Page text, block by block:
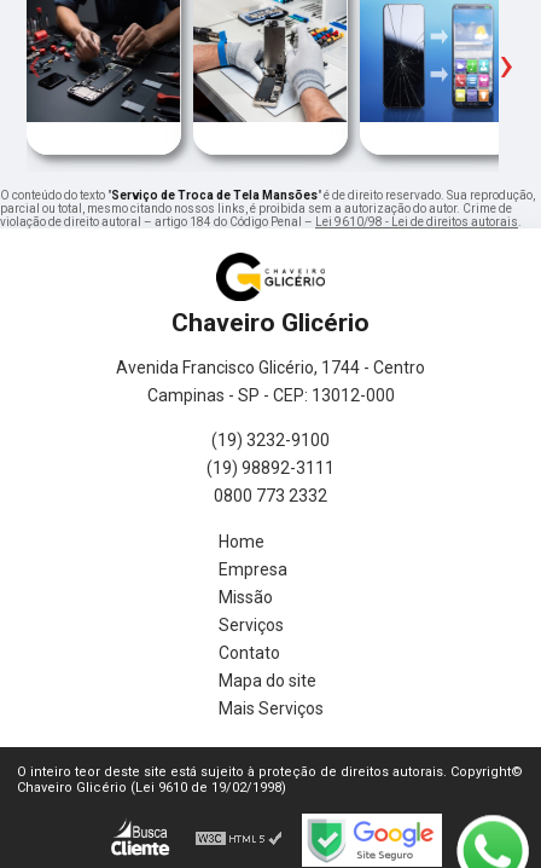
‹ ›
O conteúdo do texto "Serviço de Troca de Tela Mansões" é de direito reservado. Sua reprodução,
parcial ou total, mesmo citando nossos links, é proibida sem a autorização do autor. Crime de
violação de direito autoral – artigo 184 do Código Penal –
Lei 9610/98 - Lei de direitos autorais
Chaveiro Glicério
Avenida Francisco Glicério, 1744 - Centro
Campinas - SP - CEP: 13012-000
(19) 3232-9100
(19) 98892-3111
0800 773 2332
Home
Empresa
Missão
Serviços
Contato
Mapa do site
Mais Serviços
O inteiro teor deste site está sujeito à proteção de direitos autorais. Copyright©
Chaveiro Glicério (Lei 9610 de 19/02/1998)